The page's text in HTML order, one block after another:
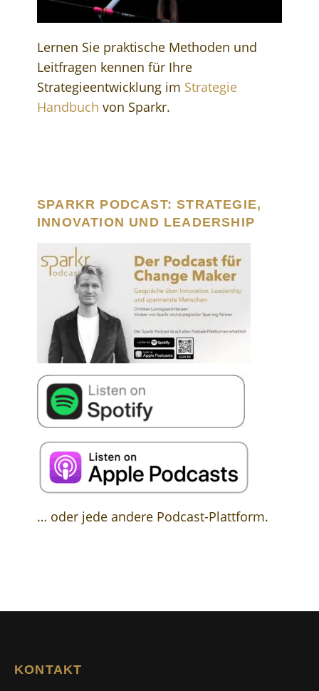
Lernen Sie praktische Methoden und
Leitfragen kennen für Ihre
Strategieentwicklung im Strategie
Handbuch von Sparkr.
SPARKR PODCAST: STRATEGIE,
INNOVATION UND LEADERSHIP
… oder jede andere Podcast-Plattform.
KONTAKT